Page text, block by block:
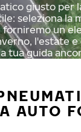
giusto per
seleziona la
un
l'estate
tua guida
AUTO